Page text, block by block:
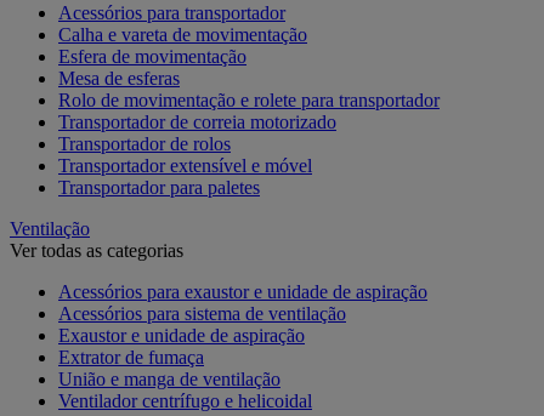
Acessórios para transportador
Calha e vareta de movimentação
Esfera de movimentação
Mesa de esferas
Rolo de movimentação e rolete para transportador
Transportador de correia motorizado
Transportador de rolos
Transportador extensível e móvel
Transportador para paletes
Ventilação
Ver todas as categorias
Acessórios para exaustor e unidade de aspiração
Acessórios para sistema de ventilação
Exaustor e unidade de aspiração
Extrator de fumaça
União e manga de ventilação
Ventilador centrífugo e helicoidal